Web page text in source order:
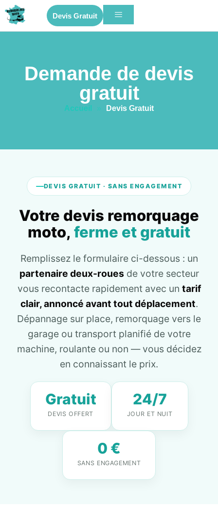
Devis Gratuit
Demande de devis
gratuit
Accueil » Devis Gratuit
DEVIS GRATUIT · SANS ENGAGEMENT
Votre devis remorquage
moto, ferme et gratuit
Remplissez le formulaire ci-dessous : un
partenaire deux-rouesde votre secteur
vous recontacte rapidement avec un tarif
clair, annoncé avant tout déplacement.
Dépannage sur place, remorquage vers le
garage ou transport planifié de votre
machine, roulante ou non — vous décidez
en connaissant le prix.
Gratuit
DEVIS OFFERT
24/7
JOUR ET NUIT
0 €
SANS ENGAGEMENT